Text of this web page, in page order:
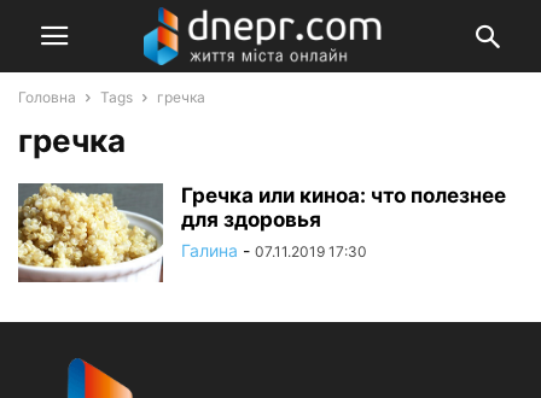
Головна Tags гречка
гречка
Гречка или киноа: что полезнее
для здоровья
Галина - 07.11.2019 17:30